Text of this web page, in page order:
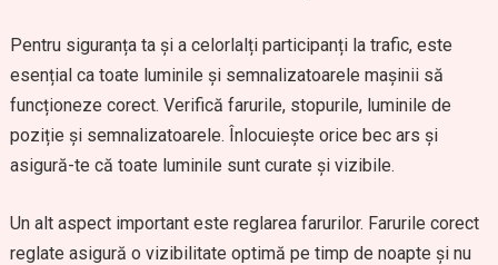
Pentru siguranța ta și a celorlalți participanți la trafic, este
esențial ca toate luminile și semnalizatoarele mașinii să
funcționeze corect. Verifică farurile, stopurile, luminile de
poziție și semnalizatoarele. Înlocuiește orice bec ars și
asigură-te că toate luminile sunt curate și vizibile.
Un alt aspect important este reglarea farurilor. Farurile corect
reglate asigură o vizibilitate optimă pe timp de noapte și nu